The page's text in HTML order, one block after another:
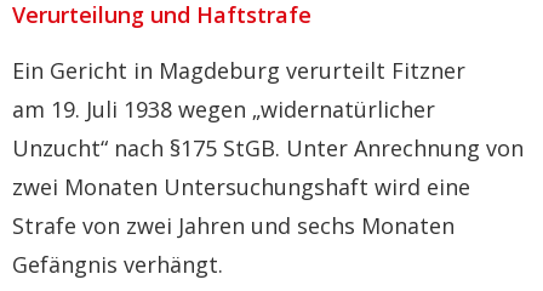
Verurteilung und Haftstrafe
Ein Gericht in Magdeburg verurteilt Fitzner
am 19. Juli 1938 wegen „widernatürlicher
Unzucht“ nach §175 StGB. Unter Anrechnung von
zwei Monaten Untersuchungshaft wird eine
Strafe von zwei Jahren und sechs Monaten
Gefängnis verhängt.